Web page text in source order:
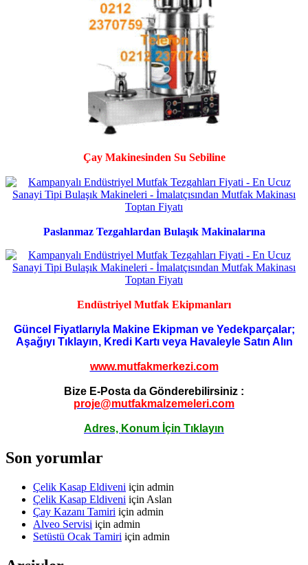
Çay Makinesinden Su Sebiline
Paslanmaz Tezgahlardan Bulaşık Makinalarına
Endüstriyel Mutfak Ekipmanları
Güncel Fiyatlarıyla Makine Ekipman ve Yedekparçalar;
Aşağıyı Tıklayın, Kredi Kartı veya Havaleyle Satın Alın
www.mutfakmerkezi.com
Bize E-Posta da Gönderebilirsiniz :
proje@mutfakmalzemeleri.com
Adres, Konum İçin Tıklayın
Son yorumlar
Çelik Kasap Eldiveni için admin
Çelik Kasap Eldiveni için Aslan
Çay Kazanı Tamiri için admin
Alveo Servisi için admin
Setüstü Ocak Tamiri için admin